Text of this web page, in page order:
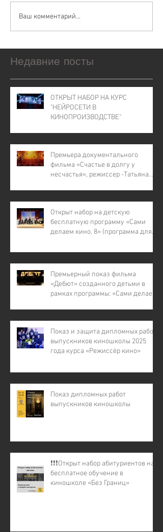
Ваш комментарий...
Недавние посты
ОТКРЫТ НАБОР НА КУРС
"НЕЙРОСЕТИ В
КИНОПРОИЗВОДСТВЕ"
Премьера документального
фильма «Счастье в долгу у
несчастья», режиссер -Татьяна
Открыт набор на детскую
бесплатную программу «Сами
делаем кино. 8» (программа для
детей из малообеспеченных и
участников СВО).
Премьерный показ фильма
«Дебют» созданного детьми в
рамках программы: «Сами делаем
Показ и защита дипломных работ
выпускников киношколы 2025
года курса «Режиссёр кино»
Показ дипломных работ
выпускников киношколы
❗️❗️❗️Открыт набор абитуриентов на
бесплатное обучение в
киношколе «Без Границ»